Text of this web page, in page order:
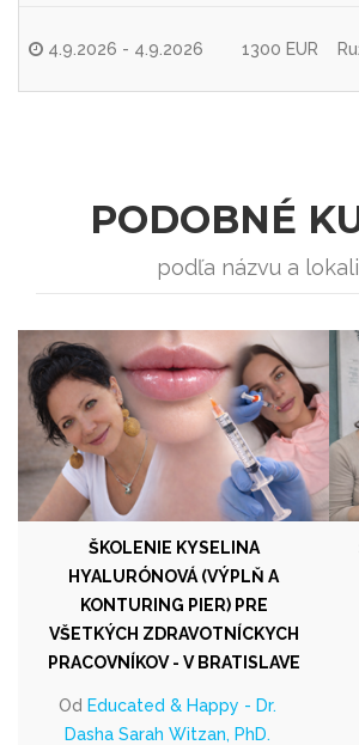
4.9.2026 - 4.9.2026 1300 EUR
PODOBNÉ
podľa názvu a
ŠKOLENIE KYSELINA
HYALURÓNOVÁ (VÝPLŇ A
KONTURING PIER) PRE
VŠETKÝCH ZDRAVOTNÍCKYCH
PRACOVNÍKOV - V BRATISLAVE
Od Educated & Happy - Dr.
Dasha Sarah Witzan, PhD.